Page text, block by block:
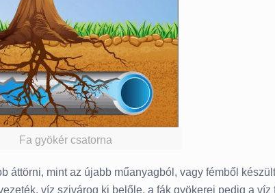
Fa gyökér csatorna
mint az újabb műanyagból, vagy fémből
víz szivárog ki belőle, a fák gyökerei pedig a